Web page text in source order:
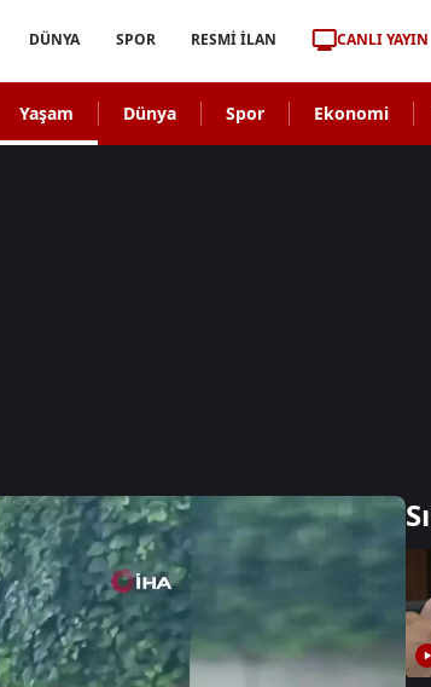
DÜNYA SPOR RESMİ İLAN CANLI YAYIN
Yaşam Dünya Spor Ekonomi